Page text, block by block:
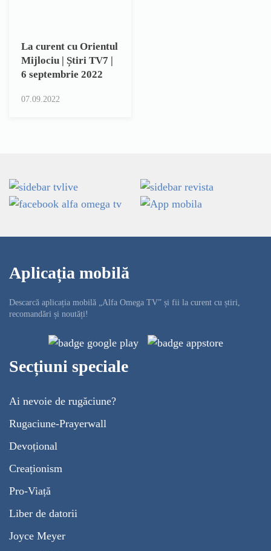
La curent cu Orientul
Mijlociu | Știri TV7 |
6 septembrie 2022
07.09.2022
Aplicația mobilă
Descarcă aplicația mobilă „Alfa Omega TV” și fii la curent cu știri,
recomandări și noutăți!
Secțiuni speciale
Ai nevoie de rugăciune?
Rugaciune-Prayerwall
Devoțional
Creaționism
Pro-Viață
Liber de datorii
Joyce Meyer